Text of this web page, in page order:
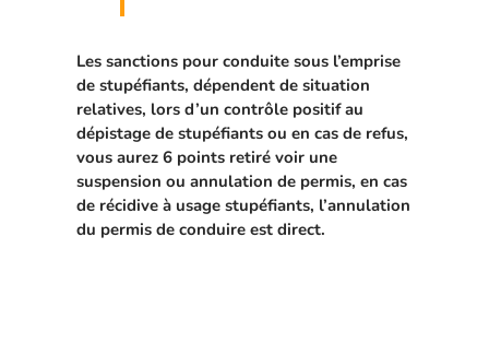
Les sanctions pour conduite sous l’emprise
de stupéfiants, dépendent de situation
relatives, lors d’un contrôle positif au
dépistage de stupéfiants ou en cas de refus,
vous aurez 6 points retiré voir une
suspension ou annulation de permis, en cas
de récidive à usage stupéfiants, l’annulation
du permis de conduire est direct.